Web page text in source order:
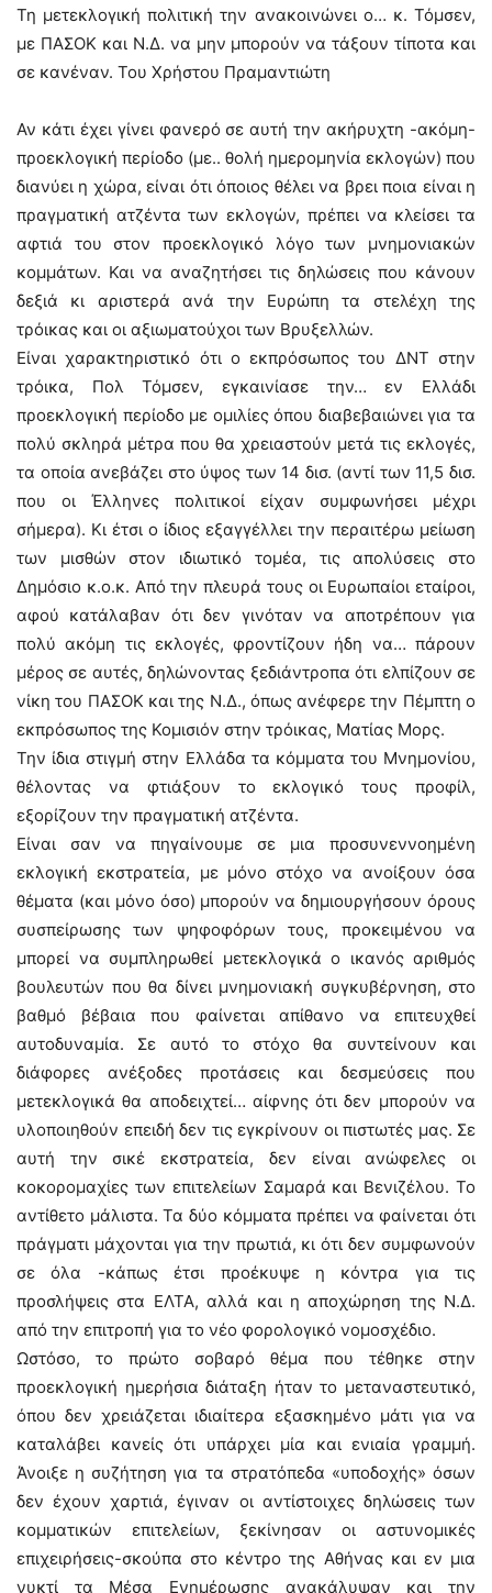
Τη μετεκλογική πολιτική την ανακοινώνει ο… κ. Τόμσεν,
με ΠΑΣΟΚ και Ν.Δ. να μην μπορούν να τάξουν τίποτα και
σε κανέναν. Του Χρήστου Πραμαντιώτη
Αν κάτι έχει γίνει φανερό σε αυτή την ακήρυχτη -ακόμη-
προεκλογική περίοδο (με.. θολή ημερομηνία εκλογών) που
διανύει η χώρα, είναι ότι όποιος θέλει να βρει ποια είναι η
πραγματική ατζέντα των εκλογών, πρέπει να κλείσει τα
αφτιά του στον προεκλογικό λόγο των μνημονιακών
κομμάτων. Και να αναζητήσει τις δηλώσεις που κάνουν
δεξιά κι αριστερά ανά την Ευρώπη τα στελέχη της
τρόικας και οι αξιωματούχοι των Βρυξελλών.
Είναι χαρακτηριστικό ότι ο εκπρόσωπος του ΔΝΤ στην
τρόικα, Πολ Τόμσεν, εγκαινίασε την… εν Ελλάδι
προεκλογική περίοδο με ομιλίες όπου διαβεβαιώνει για τα
πολύ σκληρά μέτρα που θα χρειαστούν μετά τις εκλογές,
τα οποία ανεβάζει στο ύψος των 14 δισ. (αντί των 11,5 δισ.
που οι Έλληνες πολιτικοί είχαν συμφωνήσει μέχρι
σήμερα). Κι έτσι ο ίδιος εξαγγέλλει την περαιτέρω μείωση
των μισθών στον ιδιωτικό τομέα, τις απολύσεις στο
Δημόσιο κ.ο.κ. Από την πλευρά τους οι Ευρωπαίοι εταίροι,
αφού κατάλαβαν ότι δεν γινόταν να αποτρέπουν για
πολύ ακόμη τις εκλογές, φροντίζουν ήδη να… πάρουν
μέρος σε αυτές, δηλώνοντας ξεδιάντροπα ότι ελπίζουν σε
νίκη του ΠΑΣΟΚ και της Ν.Δ., όπως ανέφερε την Πέμπτη ο
εκπρόσωπος της Κομισιόν στην τρόικας, Ματίας Μορς.
Την ίδια στιγμή στην Ελλάδα τα κόμματα του Μνημονίου,
θέλοντας να φτιάξουν το εκλογικό τους προφίλ,
εξορίζουν την πραγματική ατζέντα.
Είναι σαν να πηγαίνουμε σε μια προσυνεννοημένη
εκλογική εκστρατεία, με μόνο στόχο να ανοίξουν όσα
θέματα (και μόνο όσο) μπορούν να δημιουργήσουν όρους
συσπείρωσης των ψηφοφόρων τους, προκειμένου να
μπορεί να συμπληρωθεί μετεκλογικά ο ικανός αριθμός
βουλευτών που θα δίνει μνημονιακή συγκυβέρνηση, στο
βαθμό βέβαια που φαίνεται απίθανο να επιτευχθεί
αυτοδυναμία. Σε αυτό το στόχο θα συντείνουν και
διάφορες ανέξοδες προτάσεις και δεσμεύσεις που
μετεκλογικά θα αποδειχτεί… αίφνης ότι δεν μπορούν να
υλοποιηθούν επειδή δεν τις εγκρίνουν οι πιστωτές μας. Σε
αυτή την σικέ εκστρατεία, δεν είναι ανώφελες οι
κοκορομαχίες των επιτελείων Σαμαρά και Βενιζέλου. Το
αντίθετο μάλιστα. Τα δύο κόμματα πρέπει να φαίνεται ότι
πράγματι μάχονται για την πρωτιά, κι ότι δεν συμφωνούν
σε όλα -κάπως έτσι προέκυψε η κόντρα για τις
προσλήψεις στα ΕΛΤΑ, αλλά και η αποχώρηση της Ν.Δ.
από την επιτροπή για το νέο φορολογικό νομοσχέδιο.
Ωστόσο, το πρώτο σοβαρό θέμα που τέθηκε στην
προεκλογική ημερήσια διάταξη ήταν το μεταναστευτικό,
όπου δεν χρειάζεται ιδιαίτερα εξασκημένο μάτι για να
καταλάβει κανείς ότι υπάρχει μία και ενιαία γραμμή.
Άνοιξε η συζήτηση για τα στρατόπεδα «υποδοχής» όσων
δεν έχουν χαρτιά, έγιναν οι αντίστοιχες δηλώσεις των
κομματικών επιτελείων, ξεκίνησαν οι αστυνομικές
επιχειρήσεις-σκούπα στο κέντρο της Αθήνας και εν μια
νυκτί τα Μέσα Ενημέρωσης ανακάλυψαν και την